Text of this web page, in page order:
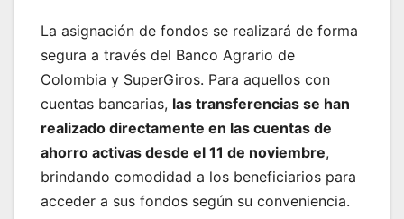
La asignación de fondos se realizará de forma
segura a través del Banco Agrario de
Colombia y SuperGiros. Para aquellos con
cuentas bancarias, las transferencias se han
realizado directamente en las cuentas de
ahorro activas desde el 11 de noviembre,
brindando comodidad a los beneficiarios para
acceder a sus fondos según su conveniencia.